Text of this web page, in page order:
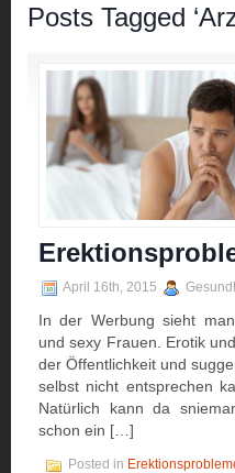
Posts Tagged
April 16th, 2015
In der Werbung sieht
und sexy Frauen. Erotik
der Öffentlichkeit und
selbst nicht entsprechen
Natürlich kann da
schon ein […]
Posted in